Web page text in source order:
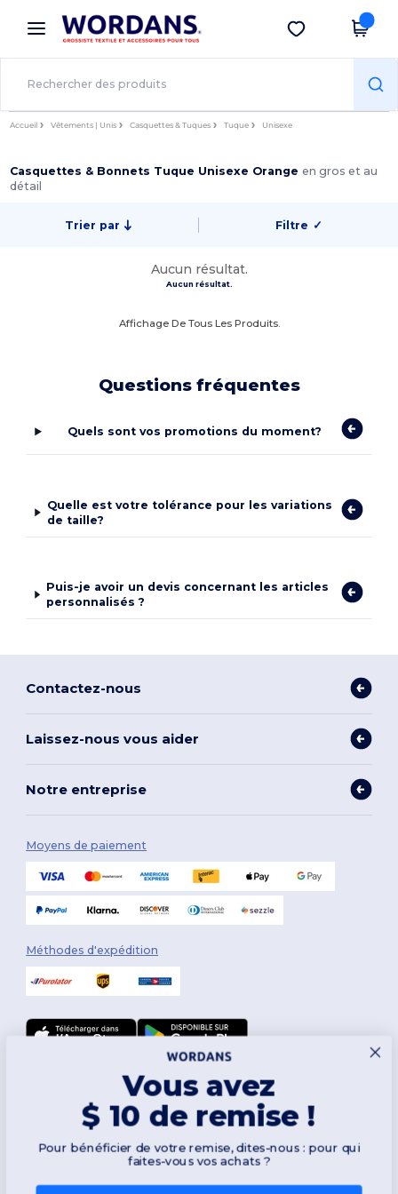
× Appli Wordans
Meilleurs prix sur l’app !
Obtenir l'appli
Accueil Vêtements | Unis Casquettes & Tuques Tuque Unisexe
Casquettes & Bonnets Tuque Unisexe Orangeen gros et au
détail
Trier par Filtre ✓
Aucun résultat.
Aucun résultat.
Affichage De Tous Les Produits.
Questions fréquentes
Quels sont vos promotions du moment?
Quelle est votre tolérance pour les variations
de taille?
Puis-je avoir un devis concernant les articles
personnalisés ?
Contactez-nous
Laissez-nous vous aider
Notre entreprise
Moyens de paiement
Méthodes d'expédition
2026. Tous droits réservés
|Politique de personnalisation
Vous avez
$ 10 de remise !
Pour bénéficier de votre remise, dites-nous : pour qui
faites-vous vos achats ?